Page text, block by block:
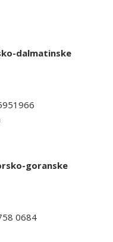
dalmatinske
goranske
0684